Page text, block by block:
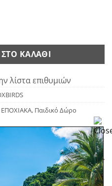
of a feather ποσότητα
ΚΑΛΆΘΙ
λίστα επιθυμιών
ΕΠΟΧΙΑΚΑ, Παιδικό Δώρο